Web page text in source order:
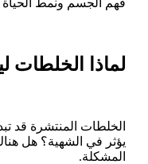
فهم الجسم ونمط الحياة
لماذا الخلطات
الخلطات المنتشرة قد
يؤثر في الشهية؟ هل
المشكلة.